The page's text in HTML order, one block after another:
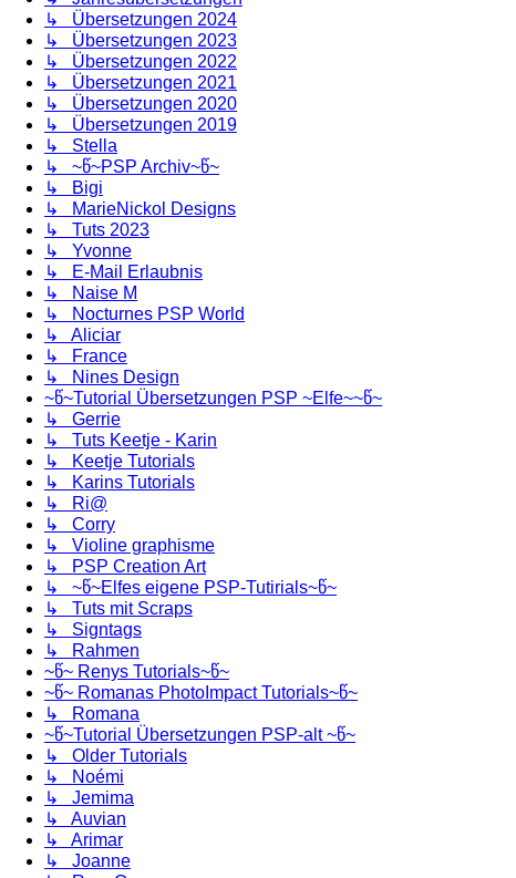
↳ Übersetzungen 2024
↳ Übersetzungen 2023
↳ Übersetzungen 2022
↳ Übersetzungen 2021
↳ Übersetzungen 2020
↳ Übersetzungen 2019
↳ Stella
↳ ~წ~PSP Archiv~წ~
↳ Bigi
↳ MarieNickol Designs
↳ Tuts 2023
↳ Yvonne
↳ E-Mail Erlaubnis
↳ Naise M
↳ Nocturnes PSP World
↳ Aliciar
↳ France
↳ Nines Design
~წ~Tutorial Übersetzungen PSP ~Elfe~~წ~
↳ Gerrie
↳ Tuts Keetje - Karin
↳ Keetje Tutorials
↳ Karins Tutorials
↳ Ri@
↳ Corry
↳ Violine graphisme
↳ PSP Creation Art
↳ ~წ~Elfes eigene PSP-Tutirials~წ~
↳ Tuts mit Scraps
↳ Signtags
↳ Rahmen
~წ~ Renys Tutorials~წ~
~წ~ Romanas PhotoImpact Tutorials~წ~
↳ Romana
~წ~Tutorial Übersetzungen PSP-alt ~წ~
↳ Older Tutorials
↳ Noémi
↳ Jemima
↳ Auvian
↳ Arimar
↳ Joanne